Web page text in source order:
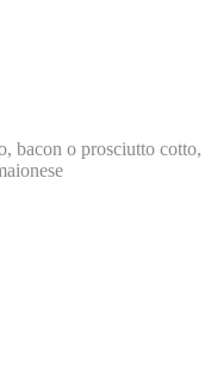
bacon o prosciutto cotto,